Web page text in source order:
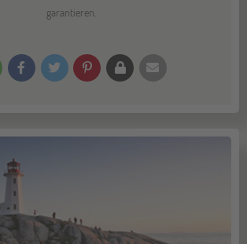
garantieren.